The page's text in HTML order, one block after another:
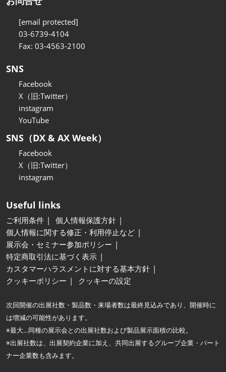
[email protected]
03-6739-4104
Fax: 03-4563-2100
SNS
Facebook
X（旧:Twitter）
instagram
YouTube
SNS（DX & AX Week）
Facebook
X（旧:Twitter）
instagram
Useful links
ご利用条件
個人情報保護方針
個人情報に関する修正・利用停止など
展示会・セミナー参加ポリシー
特定商取引法に基づく表示
カスタマーハラスメントに対する基本方針
クッキーポリシー
クッキーの設定
次回開催の出展社数・製品数・来場者数は最終見込みであり、開催時に
は増減の可能性があります。
※最大…同種の展示会との出展社数および製品展示面積の比較。
※出展社数は、出展契約企業に加え、共同出展するグループ企業・パート
ナー企業数も含みます。